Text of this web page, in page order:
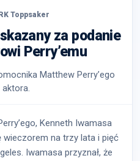
Toppsaker
za podanie
Perry’emu
Matthew Perry’ego
aktora.
Kenneth Iwamasa
wieczorem na trzy lata i pięć
Iwamasa przyznał, że